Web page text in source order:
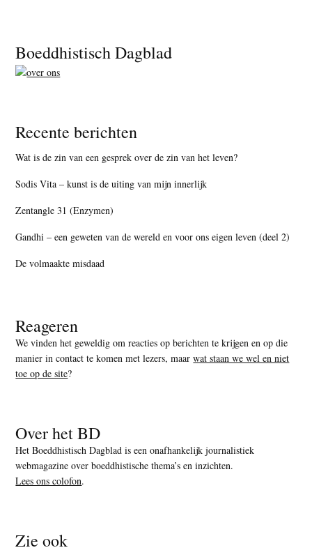
Footer
Boeddhistisch Dagblad
Recente berichten
Wat is de zin van een gesprek over de zin van het leven?
Sodis Vita – kunst is de uiting van mijn innerlijk
Zentangle 31 (Enzymen)
Gandhi – een geweten van de wereld en voor ons eigen leven (deel 2)
De volmaakte misdaad
Reageren
We vinden het geweldig om reacties op berichten te krijgen en op die
manier in contact te komen met lezers, maarwat staan we wel en niet
toe op de site?
Over het BD
Het Boeddhistisch Dagblad is een onafhankelijk journalistiek
webmagazine over boeddhistische thema’s en inzichten.
Lees ons colofon.
Zie ook